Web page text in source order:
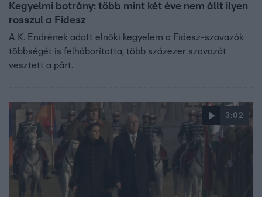
Kegyelmi botrány: több mint két éve nem állt ilyen
rosszul a Fidesz
A K. Endrének adott elnöki kegyelem a Fidesz-szavazók
többségét is felháborította, több százezer szavazót
vesztett a párt.
3:02